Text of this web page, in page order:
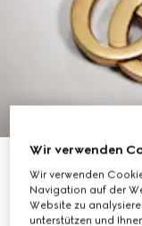
CHF 290
Wir verwenden
Wir verwenden
Navigation auf der
Website zu
unterstützen und